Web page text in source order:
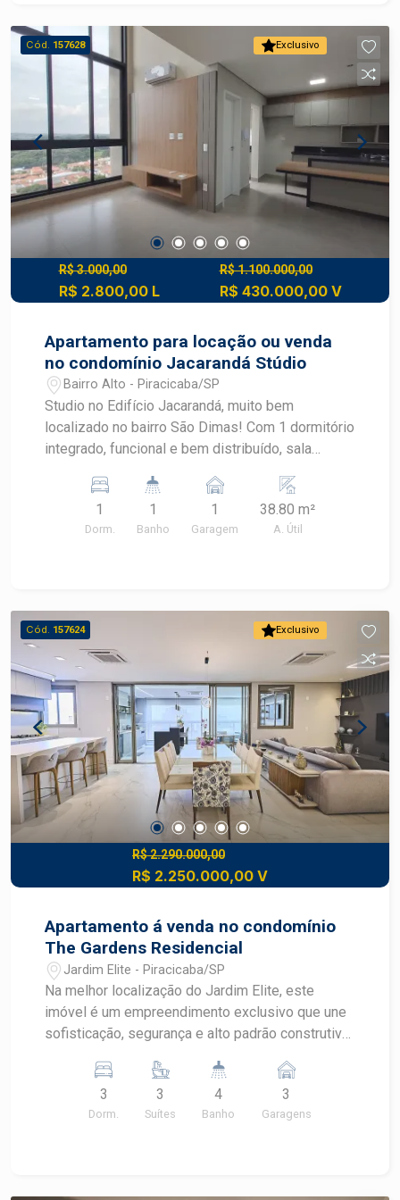
Exclusivo
Cód. 157628
R$ 3.000,00
R$ 2.800,00 L
R$ 1.100.000,00
R$ 430.000,00 V
Apartamento para locação ou venda
no condomínio Jacarandá Stúdio
Bairro Alto - Piracicaba/SP
Studio no Edifício Jacarandá, muito bem
localizado no bairro São Dimas! Com 1 dormitório
integrado, funcional e bem distribuído, sala
armários,1 banheiro, área de serviço, armários
planejados e 01 vaga de garagem. Com
possibilidade de mobiliar! Agende sua visita com
1
Dorm.
1
Banho
1
Garagem
38.80 m²
A. Útil
Exclusivo
Cód. 157624
R$ 2.290.000,00
R$ 2.250.000,00 V
Apartamento á venda no condomínio
The Gardens Residencial
Jardim Elite - Piracicaba/SP
Na melhor localização do Jardim Elite, este
imóvel é um empreendimento exclusivo que une
sofisticação, segurança e alto padrão construtivo,
principais vias da cidade. Apartamento de alto
planejados de alto padrão - Sala espaçosa
3
Dorm.
3
Suítes
4
Banho
3
Garagens